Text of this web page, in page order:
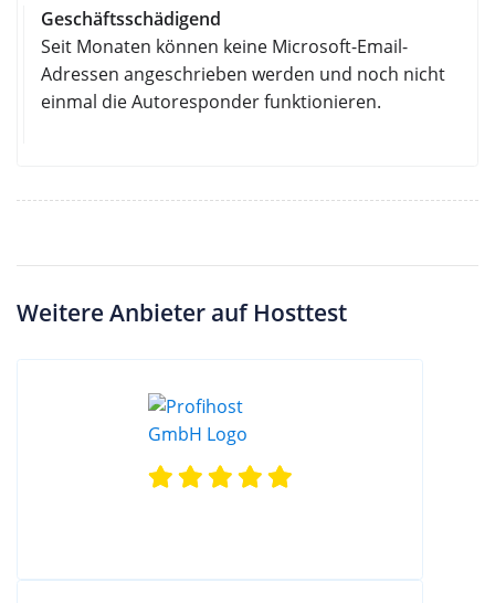
Geschäftsschädigend
Seit Monaten können keine Microsoft-Email-
Adressen angeschrieben werden und noch nicht
einmal die Autoresponder funktionieren.
Weitere Anbieter auf Hosttest